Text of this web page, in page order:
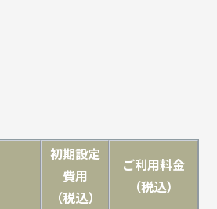
初期設定
費用
（税込）
ご利用料金
（税込）